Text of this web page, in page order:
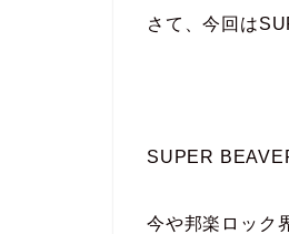
さて、今回は
SUPER
今や邦楽ロック